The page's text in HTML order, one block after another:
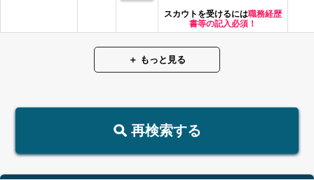
スカウトを受けるには職務経歴
書等の記入必須！
＋ もっと見る
再検索する